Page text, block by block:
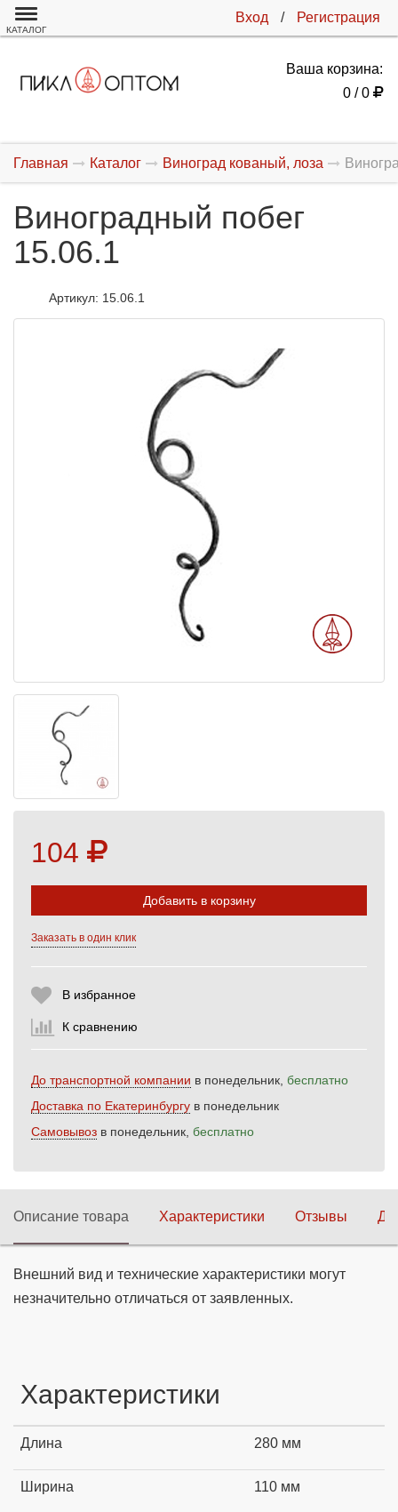
Вход / Регистрация
КАТАЛОГ
Ваша корзина:
0 / 0
Главная Каталог Виноград кованый, лоза
Виноградный побег
15.06.1
Артикул: 15.06.1
104
Выберите количество:
Продолжить
Добавить в корзину
Заказать в один клик
В избранное
К сравнению
До транспортной компании в понедельник, бесплатно
Доставка по Екатеринбургу в понедельник
Самовывоз в понедельник, бесплатно
Описание товара Характеристики Отзывы
Внешний вид и технические характеристики могут
незначительно отличаться от заявленных.
Характеристики
Длина 280 мм
Ширина 110 мм